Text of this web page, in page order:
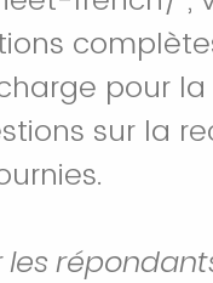
pour
sur la
les